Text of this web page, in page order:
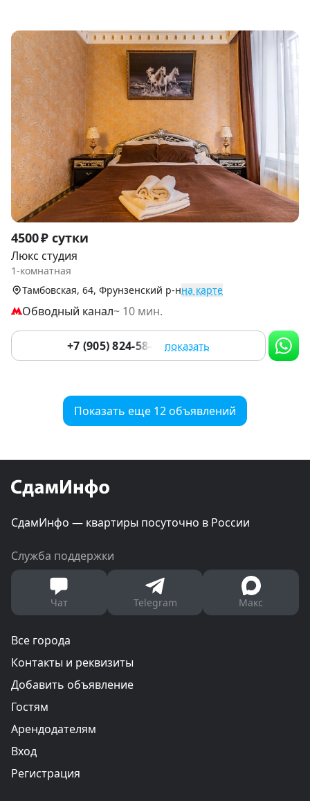
Item
1
of
4500 ₽ сутки
Люкс студия
1-комнатная
Тамбовская, 64, Фрунзенский р-нна карте
Обводный канал~ 10 мин.
+7 (905) 824-58-45 показать
Показать еще 12 объявлений
СдамИнфо — квартиры посуточно в России
Служба поддержки
Чат Telegram Макс
Все города
Контакты и реквизиты
Добавить объявление
Гостям
Арендодателям
Вход
Регистрация